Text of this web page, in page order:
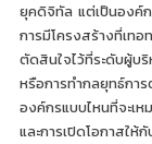
ยุคดิจิทัล แต่เป็นองค์ก
การมีโครงสร้างที่เ
ตัดสินใจไว้ที่ระดับผู้บ
หรือการทำกลยุทธ์ก
องค์กรแบบไหนที่จะเ
และการเปิดโอกาสใ